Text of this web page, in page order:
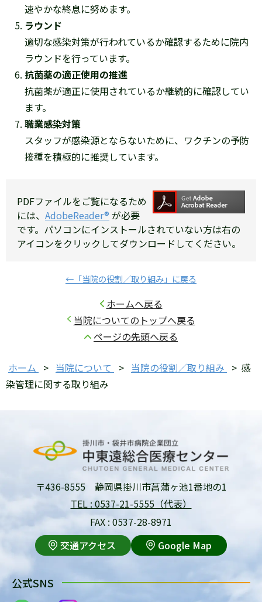
速やかな終息に努めます。
ラウンド
適切な感染対策が行われているか確認するために院内
ラウンドを行っています。
抗菌薬の適正使用の推進
抗菌薬が適正に使用されているか継続的に確認してい
ます。
職業感染対策
スタッフが感染源とならないために、ワクチンの予防
接種を積極的に推奨しています。
PDFファイルをご覧になるため
には、 AdobeReader® が必要
です。パソコンにインストールされていない方は右の
アイコンをクリックしてダウンロードしてください。
←「当院の役割／取り組み」に戻る
当院についてのトップへ戻る
ホームへ戻る
ページの先頭へ戻る
ホーム > 当院について > 当院の役割／取り組み > 感
染管理に関する取り組み
〒436-8555 静岡県掛川市菖蒲ヶ池1番地の1
TEL : 0537-21-5555（代表）
FAX : 0537-28-8971
交通アクセス
Google Map
公式SNS